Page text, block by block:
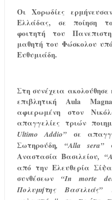
Οι Xορωδίες
Ελλάδας, σε ποίηση
φοιτητή του
μαθητή του Φώσκολου
Ευθυμιάδη.
Στη συνέχεια
επιβλητική Aula
αφιερωμένη στον
απαγγελίες τριών
Ultimo
Addio” σε
Σωτηρούδη, “Alla sera”
Αναστασία Βασιλείου, “A
από την Ελευθερία Σίψα
συνθέσεων “In morte
Πολυμήτης